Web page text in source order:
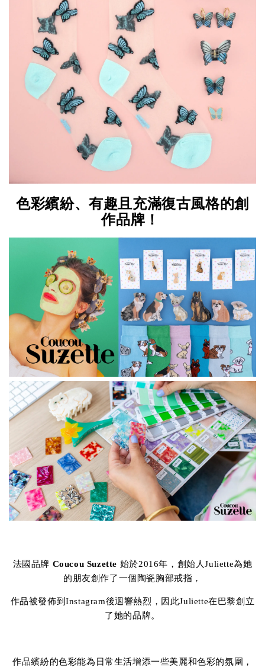
色彩繽紛、有趣且充滿復古風格的創
作品牌！
法國品牌 Coucou Suzette 始於2016年，創始人Juliette為她
的朋友創作了一個陶瓷胸部戒指，
作品被發佈到Instagram後迴響熱烈，因此Juliette在巴黎創立
了她的品牌。
作品繽紛的色彩能為日常生活增添一些美麗和色彩的氛圍，